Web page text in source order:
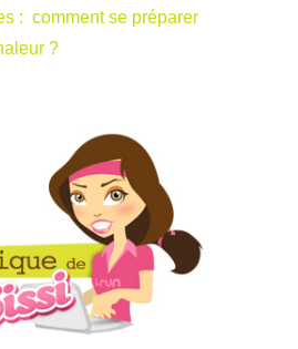
: comment se préparer
?